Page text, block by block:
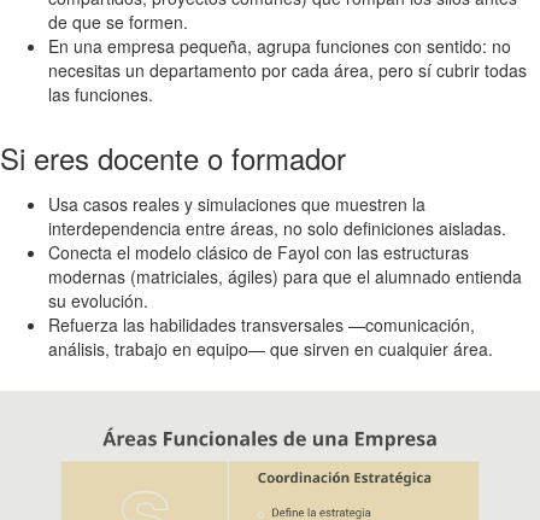
de que se formen.
En una empresa pequeña, agrupa funciones con sentido: no
necesitas un departamento por cada área, pero sí cubrir todas
las funciones.
Si eres docente o formador
Usa casos reales y simulaciones que muestren la
interdependencia entre áreas, no solo definiciones aisladas.
Conecta el modelo clásico de Fayol con las estructuras
modernas (matriciales, ágiles) para que el alumnado entienda
su evolución.
Refuerza las habilidades transversales —comunicación,
análisis, trabajo en equipo— que sirven en cualquier área.